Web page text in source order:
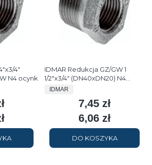
4"
N4 ocynk
IDMAR Redukcja GZ/GW 1
1/2"x3/4" (DN40xDN20) N4
ocynk
PRODUCENT
IDMAR
Cena
7,45 zł
Cena
6,06 zł
DO KOSZYKA